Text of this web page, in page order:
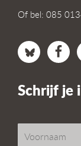
Of bel: 085
Schrijf je